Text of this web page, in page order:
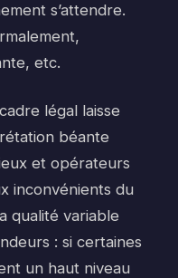
s’attendre.
etc.
légal laisse
béante
et opérateurs
inconvénients du
qualité variable
: si certaines
un haut niveau